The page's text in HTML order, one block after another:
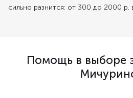
сильно разнится: от 300 до 2000 р.
Помощь в выборе